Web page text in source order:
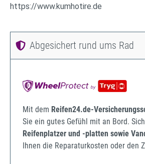
https://www.kumhotire.de
Abgesichert rund ums Rad
Mit dem Reifen24.de-
Sie ein gutes Gefühl mit an Bord.
Reifenplatzer und -platten sowie
Ihnen die Reparaturkosten oder den